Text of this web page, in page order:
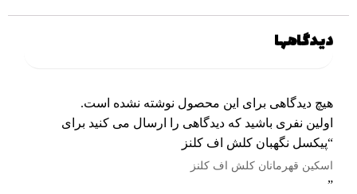
دیدگاهها
هیچ دیدگاهی برای این محصول نوشته نشده است.
اولین نفری باشید که دیدگاهی را ارسال می کنید برای
“پیکسل نگهبان کلش اف کلنز
اسکین قهرمانان کلش اف کلنز
”